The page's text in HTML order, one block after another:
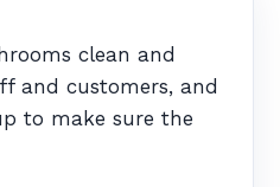
clean and
and customers, and
to make sure the